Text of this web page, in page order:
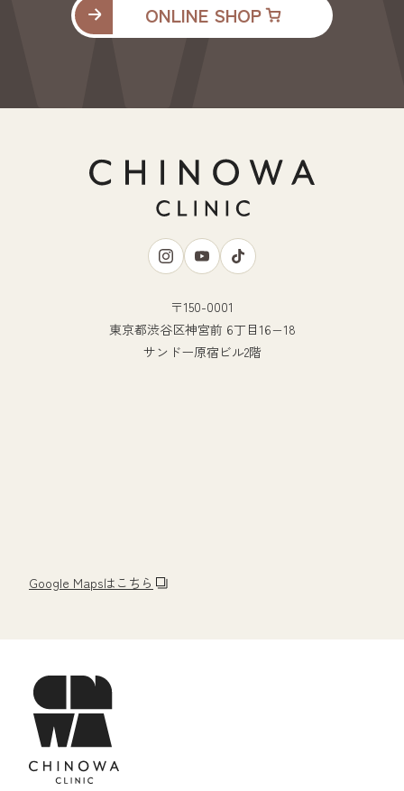
ONLINE SHOP
Google Mapsはこちら
〒150-0001
東京都渋谷区神宮前 6丁目16−18
サンドー原宿ビル2階